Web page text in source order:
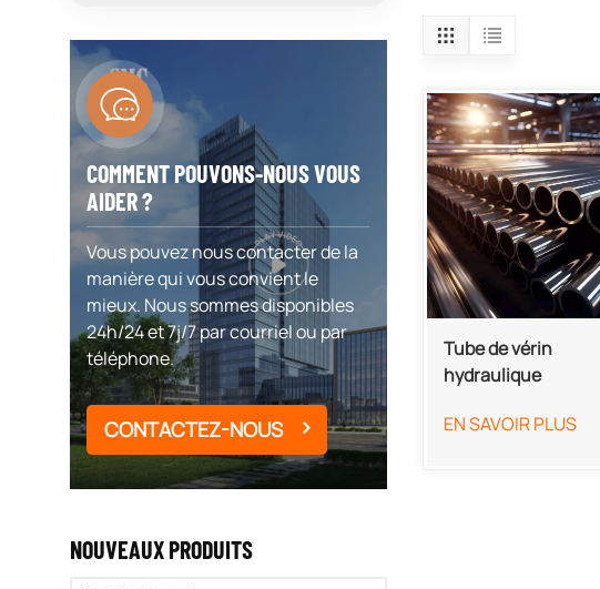
COMMENT POUVONS-NOUS VOUS
AIDER ?
Vous pouvez nous contacter de la
manière qui vous convient le
mieux. Nous sommes disponibles
24h/24 et 7j/7 par courriel ou par
téléphone.
CONTACTEZ-NOUS
NOUVEAUX PRODUITS
Tube de vérin
hydraulique
EN SAVOIR PLUS